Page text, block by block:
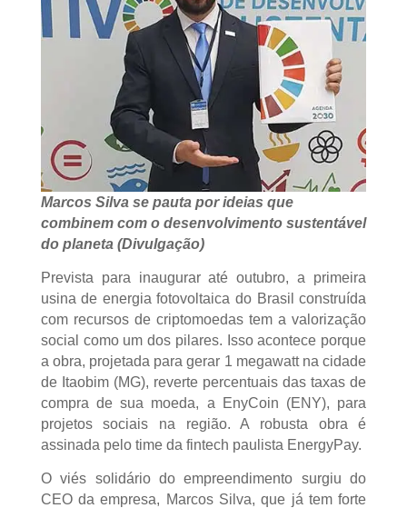
Marcos Silva se pauta por ideias que
combinem com o desenvolvimento sustentável
do planeta (Divulgação)
Prevista para inaugurar até outubro, a primeira
usina de energia fotovoltaica do Brasil construída
com recursos de criptomoedas tem a valorização
social como um dos pilares. Isso acontece porque
a obra, projetada para gerar 1 megawatt na cidade
de Itaobim (MG), reverte percentuais das taxas de
compra de sua moeda, a EnyCoin (ENY), para
projetos sociais na região. A robusta obra é
assinada pelo time da fintech paulista EnergyPay.
O viés solidário do empreendimento surgiu do
CEO da empresa, Marcos Silva, que já tem forte